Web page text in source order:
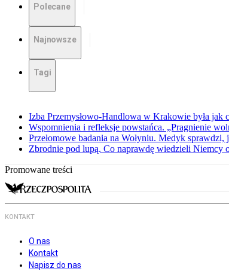
Polecane
Najnowsze
Tagi
Izba Przemysłowo-Handlowa w Krakowie była jak
Wspomnienia i refleksje powstańca. „Pragnienie
Przełomowe badania na Wołyniu. Medyk
Zbrodnie pod lupą. Co naprawdę wiedzieli Niemcy
Promowane treści
KONTAKT
O nas
Kontakt
Napisz do nas